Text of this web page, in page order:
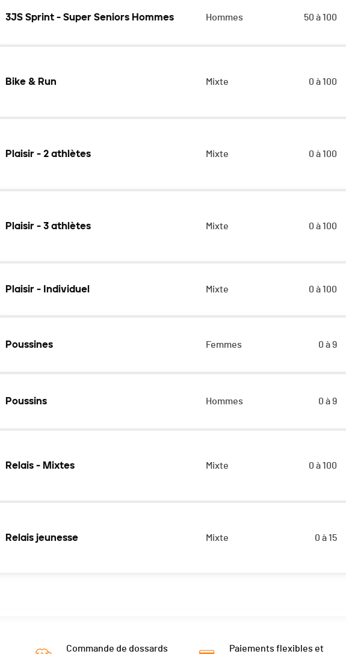
3JS Sprint - Super Seniors Hommes Hommes 50 à 100
Bike & Run Mixte 0 à 100
Plaisir - 2 athlètes Mixte 0 à 100
Plaisir - 3 athlètes Mixte 0 à 100
Plaisir - Individuel Mixte 0 à 100
Poussines Femmes 0 à 9
Poussins Hommes 0 à 9
Relais - Mixtes Mixte 0 à 100
Relais jeunesse Mixte 0 à 15
Commande de dossards Paiements flexibles et